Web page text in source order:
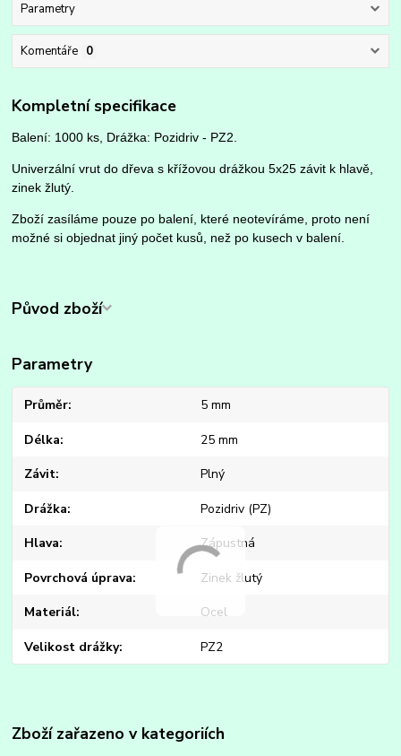
Parametry
Komentáře 0
Kompletní specifikace
Balení: 1000 ks, Drážka: Pozidriv - PZ2.
Univerzální vrut do dřeva s křížovou drážkou 5x25 závit k hlavě,
zinek žlutý.
Zboží zasíláme pouze po balení, které neotevíráme, proto není
možné si objednat jiný počet kusů, než po kusech v balení.
Původ zboží
Parametry
Průměr 5 mm
Délka 25 mm
Závit Plný
Drážka Pozidriv (PZ)
Hlava Zápustná
Povrchová úprava Zinek žlutý
Materiál Ocel
Velikost drážky PZ2
Zboží zařazeno v kategoriích